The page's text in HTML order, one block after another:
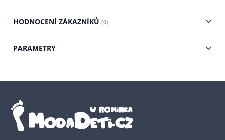
HODNOCENÍ ZÁKAZNÍKŮ (0)
PARAMETRY